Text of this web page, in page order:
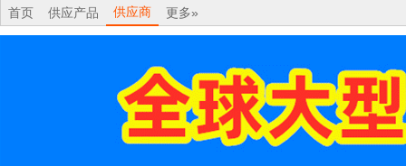
首页 供应产品 供应商 更多»